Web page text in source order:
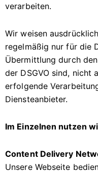
verarbeiten.
Wir weisen
regelmäßig nur für die
Übermittlung durch
der DSGVO sind, nicht
erfolgende
Diensteanbieter.
Im Einzelnen nutzen
Content Delivery
Unsere Webseite